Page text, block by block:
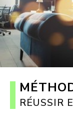
RÉUSSIR